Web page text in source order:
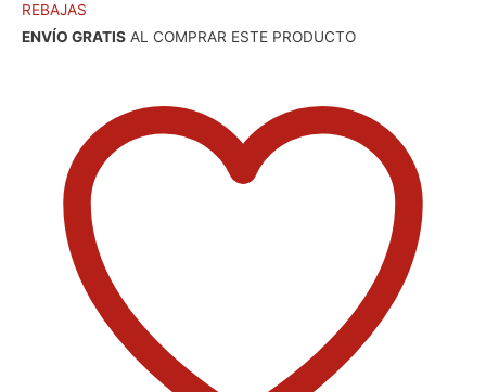
REBAJAS
ENVÍO GRATIS AL COMPRAR ESTE PRODUCTO